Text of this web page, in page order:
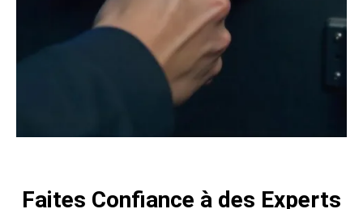
Faites Confiance à des Experts